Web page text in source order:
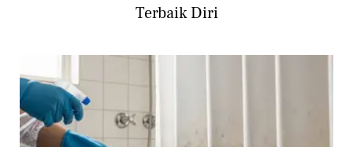
Terbaik Diri